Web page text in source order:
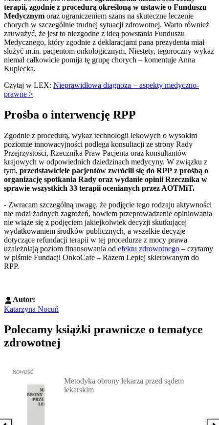
terapii, zgodnie z procedurą określoną w ustawie o Funduszu
Medycznym oraz ograniczeniem szans na skuteczne leczenie
chorych w szczególnie trudnej sytuacji zdrowotnej. Warto również
zauważyć, że jest to niezgodne z ideą powstania Funduszu
Medycznego, który zgodnie z deklaracjami pana prezydenta miał
służyć m.in. pacjentom onkologicznym. Niestety, tegoroczny wykaz
niemal całkowicie pomija tę grupę chorych – komentuje Anna
Kupiecka.
Czytaj w LEX: Nieprawidłowa diagnoza − aspekty medyczno-
prawne >
Prośba o interwencję RPP
Zgodnie z procedurą, wykaz technologii lekowych o wysokim
poziomie innowacyjności podlega konsultacji ze strony Rady
Przejrzystości, Rzecznika Praw Pacjenta oraz konsultantów
krajowych w odpowiednich dziedzinach medycyny. W związku z
tym, przedstawiciele pacjentów zwrócili się do RPP z prośbą o
organizację spotkania Rady oraz wydanie opinii Rzecznika w
sprawie wszystkich 33 terapii ocenianych przez AOTMiT.
- Zwracam szczególną uwagę, że podjęcie tego rodzaju aktywności
nie rodzi żadnych zagrożeń, bowiem przeprowadzenie opiniowania
nie wiąże się z podjęciem jakiejkolwiek decyzji skutkującej
wydatkowaniem środków publicznych, a wszelkie decyzje
dotyczące refundacji terapii w tej procedurze z mocy prawa
uzależniają poziom finansowania od efektu zdrowotnego – czytamy
w piśmie Fundacji OnkoCafe – Razem Lepiej skierowanym do
RPP.
Autor:
Katarzyna Nocuń
Polecamy książki prawnicze o tematyce
zdrowotnej
Przejdź do: Metodyka obrony lekarza przed sądem lekarskim,
NOWOŚĆ
Metodyka obrony lekarza przed sądem
lekarskim